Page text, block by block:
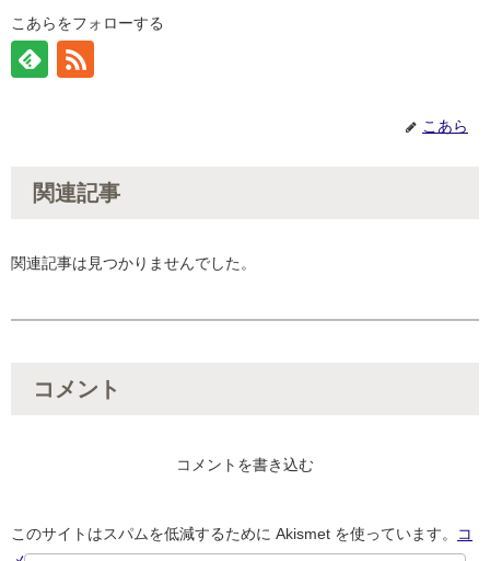
こあらをフォローする
こあら
関連記事
関連記事は見つかりませんでした。
コメント
コメントを書き込む
このサイトはスパムを低減するために Akismet を使っています。
コ